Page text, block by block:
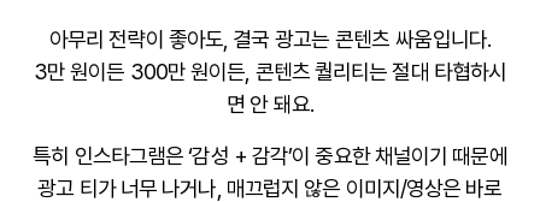
아무리 전략이 좋아도, 결국 광고는 콘텐츠 싸움입니다.
3만 원이든 300만 원이든, 콘텐츠 퀄리티는 절대 타협하시
면 안 돼요.
특히 인스타그램은 ‘감성 + 감각’이 중요한 채널이기 때문에
광고 티가 너무 나거나, 매끄럽지 않은 이미지/영상은 바로